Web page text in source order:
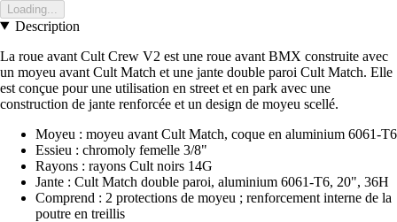
Loading...
Description
La roue avant Cult Crew V2 est une roue avant BMX construite avec
un moyeu avant Cult Match et une jante double paroi Cult Match. Elle
est conçue pour une utilisation en street et en park avec une
construction de jante renforcée et un design de moyeu scellé.
Moyeu : moyeu avant Cult Match, coque en aluminium 6061-T6
Essieu : chromoly femelle 3/8"
Rayons : rayons Cult noirs 14G
Jante : Cult Match double paroi, aluminium 6061-T6, 20", 36H
Comprend : 2 protections de moyeu ; renforcement interne de la
poutre en treillis